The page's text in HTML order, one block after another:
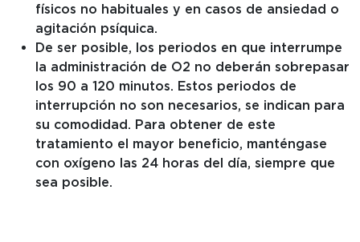
físicos no habituales y en casos de ansiedad o
agitación psíquica.
De ser posible, los periodos en que interrumpe
la administración de O2 no deberán sobrepasar
los 90 a 120 minutos. Estos periodos de
interrupción no son necesarios, se indican para
su comodidad. Para obtener de este
tratamiento el mayor beneficio, manténgase
con oxígeno las 24 horas del día, siempre que
sea posible.